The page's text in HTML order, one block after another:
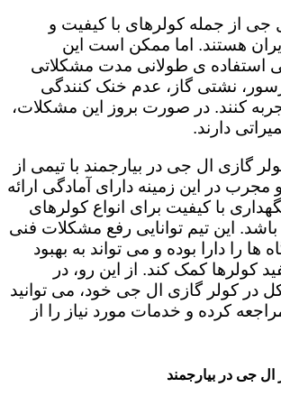
جی از جمله کولرهای با کیفیت و
هستند. اما ممکن است این
استفاده ی طولانی مدت مشکلاتی
نشتی گاز، عدم خنک کنندگی
کنند. در صورت بروز این مشکلات،
دارند.
گازی ال جی در بیارجمند با تیمی از
در این زمینه دارای آمادگی ارائه
با کیفیت برای انواع کولرهای
این تیم توانایی رفع مشکلات فنی
ها را دارا بوده و می تواند به بهبود
کولرها کمک کند. از این رو، در
در کولر گازی ال جی خود، می توانید
کرده و خدمات مورد نیاز را از
ال جی در بیارجمند